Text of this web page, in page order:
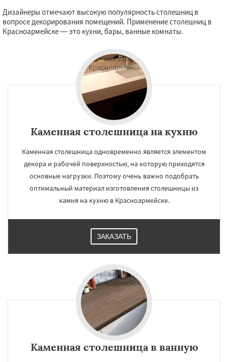
Дизайнеры отмечают высокую популярность столешниц в
вопросе декорирования помещений. Применение столешниц в
Красноармейске — это кухни, бары, ванные комнаты.
Каменная столешница на кухню
Каменная столешница одновременно является элементом
декора и рабочей поверхностью, на которую приходятся
основные нагрузки. Поэтому очень важно подобрать
оптимальный материал изготовления столешницы из
камня на кухню в Красноармейске.
ЗАКАЗАТЬ
Каменная столешница в ванную